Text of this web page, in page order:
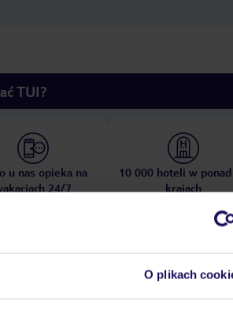
O plikach
TUI?
u nas opieka na
24/7
10 000 hoteli w
krajach
Ważne informacje